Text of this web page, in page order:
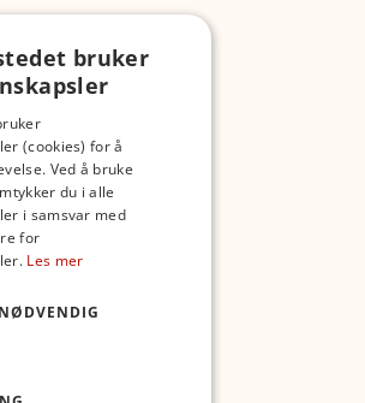
bruker
(cookies) for å
Ved å bruke
du i alle
i samsvar med
for
Les mer